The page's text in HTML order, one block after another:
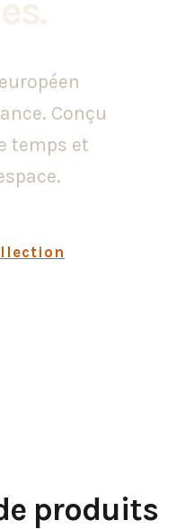
Conçu
temps et
produits